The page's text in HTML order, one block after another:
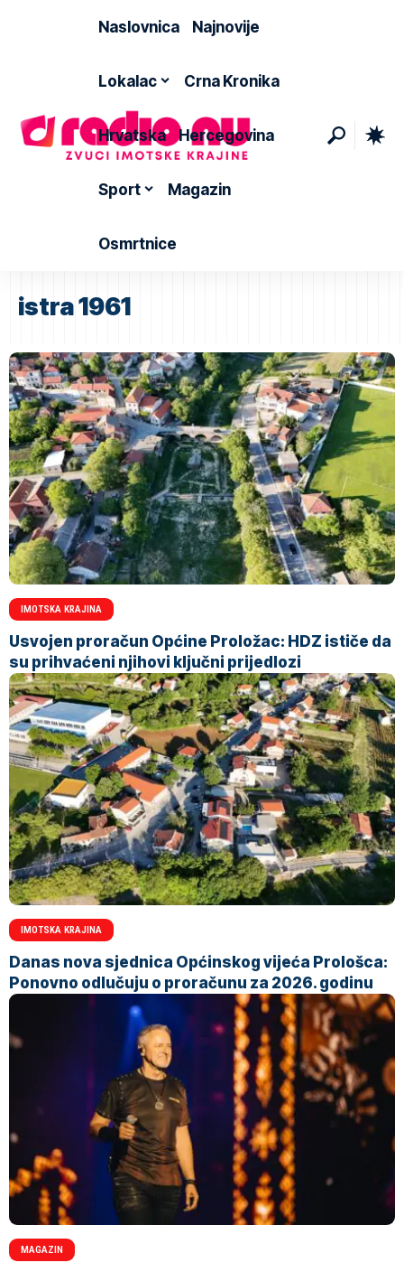
Naslovnica Najnovije
Lokalac Crna Kronika
Hrvatska Hercegovina
Sport Magazin
Osmrtnice
istra 1961
IMOTSKA KRAJINA
Usvojen proračun Općine Proložac: HDZ ističe da
su prihvaćeni njihovi ključni prijedlozi
IMOTSKA KRAJINA
Danas nova sjednica Općinskog vijeća Prološca:
Ponovno odlučuju o proračunu za 2026. godinu
MAGAZIN